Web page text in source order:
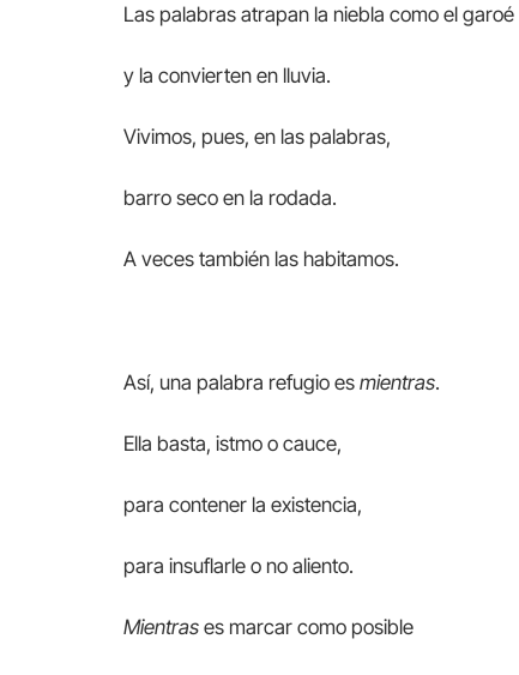
Las palabras atrapan la niebla como el garoé
y la convierten en lluvia.
Vivimos, pues, en las palabras,
barro seco en la rodada.
A veces también las habitamos.
Así, una palabra refugio es mientras.
Ella basta, istmo o cauce,
para contener la existencia,
para insuflarle o no aliento.
Mientras es marcar como posible